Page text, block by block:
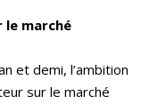
le marché
et demi, l’ambition
sur le marché